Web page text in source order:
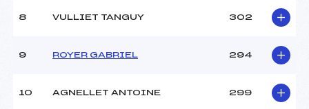
8 VULLIET TANGUY 302
9 ROYER GABRIEL 294
10 AGNELLET ANTOINE 299